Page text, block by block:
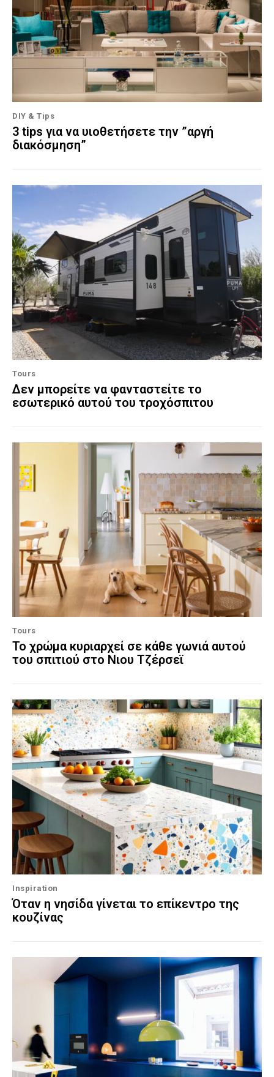
DIY & Tips
3 tips για να υιοθετήσετε την ”αργή
διακόσμηση”
Tours
Δεν μπορείτε να φανταστείτε το
εσωτερικό αυτού του τροχόσπιτου
Tours
Το χρώμα κυριαρχεί σε κάθε γωνιά αυτού
του σπιτιού στο Νιου Τζέρσεϊ
Inspiration
Όταν η νησίδα γίνεται το επίκεντρο της
κουζίνας